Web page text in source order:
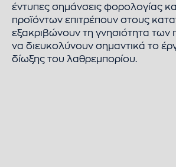
έντυπες σημάνσεις φορολογίας
προϊόντων επιτρέπουν στους
εξακριβώνουν τη γνησιότητα των
να διευκολύνουν σημαντικά το
δίωξης του λαθρεμπορίου.